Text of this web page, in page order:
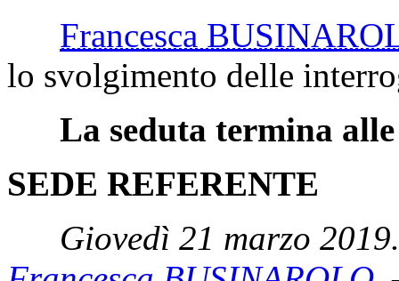
Francesca
lo svolgimento delle
La seduta termina
SEDE REFERENTE
Giovedì 21 marzo